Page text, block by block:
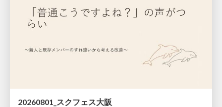
20260801_スクフェス大阪